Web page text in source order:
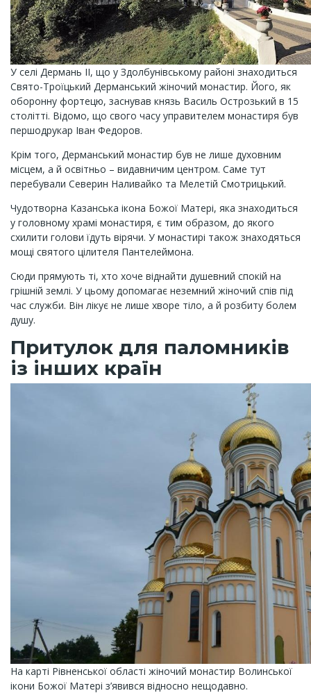
У селі Дермань ІІ, що у Здолбунівському районі знаходиться
Свято-Троїцький Дерманський жіночий монастир. Його, як
оборонну фортецю, заснував князь Василь Острозький в 15
столітті. Відомо, що свого часу управителем монастиря був
першодрукар Іван Федоров.
Крім того, Дерманський монастир був не лише духовним
місцем, а й освітньо – видавничим центром. Саме тут
перебували Северин Наливайко та Мелетій Смотрицький.
Чудотворна Казанська ікона Божої Матері, яка знаходиться
у головному храмі монастиря, є тим образом, до якого
схилити голови їдуть вірячи. У монастирі також знаходяться
мощі святого цілителя Пантелеймона.
Сюди прямують ті, хто хоче віднайти душевний спокій на
грішній землі. У цьому допомагає неземний жіночий спів під
час служби. Він лікує не лише хворе тіло, а й розбиту болем
душу.
Притулок для паломників
із інших країн
На карті Рівненської області жіночий монастир Волинської
ікони Божої Матері з’явився відносно нещодавно.